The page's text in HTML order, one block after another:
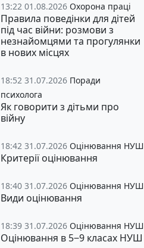
13:22 01.08.2026 Охорона праці
Правила поведінки для дітей
під час війни: розмови з
незнайомцями та прогулянки
в нових місцях
18:52 31.07.2026 Поради
психолога
Як говорити з дітьми про
війну
18:42 31.07.2026 Оцінювання НУШ
Критерії оцінювання
18:40 31.07.2026 Оцінювання НУШ
Види оцінювання
18:39 31.07.2026 Оцінювання НУШ
Оцінювання в 5‒9 класах НУШ